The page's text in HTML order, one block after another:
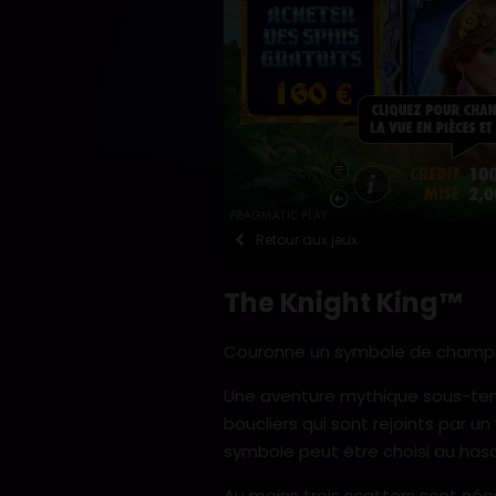
Retour aux jeux
The Knight King™
Couronne un symbole de
Une aventure mythique sous-
boucliers qui sont rejoints par
symbole peut être choisi au